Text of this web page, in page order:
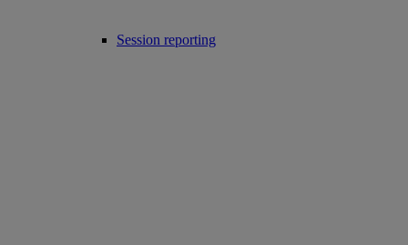
Session reporting